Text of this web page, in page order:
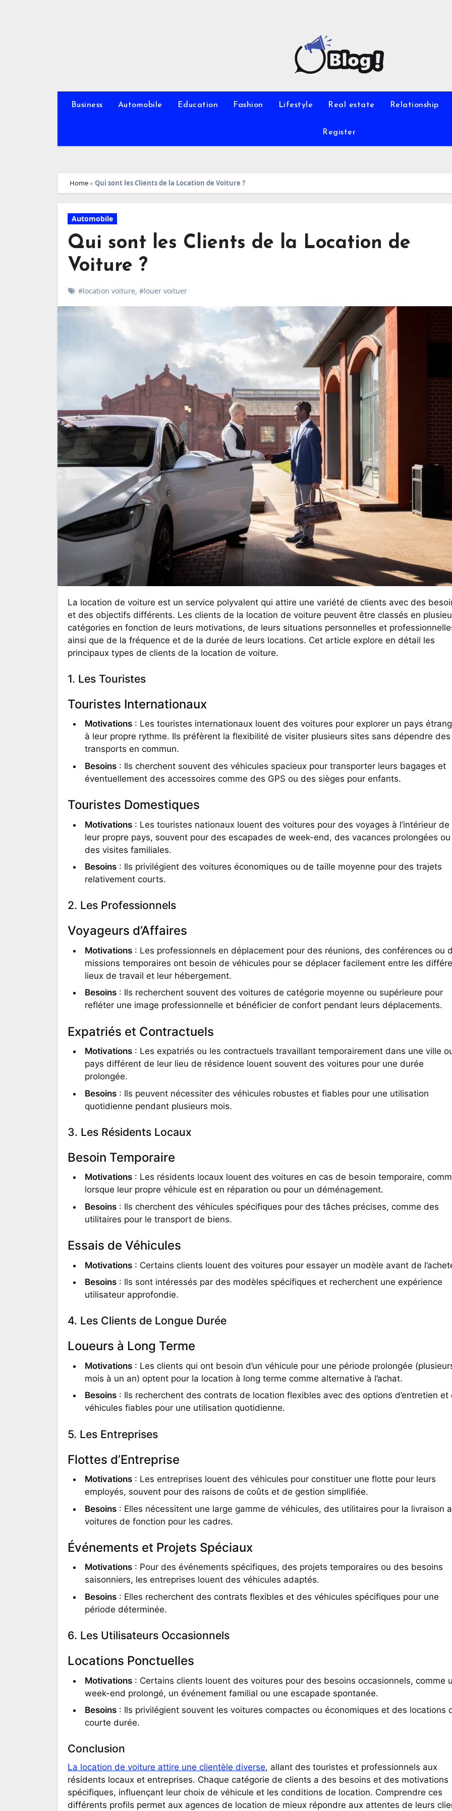
Business Automobile Education Fashion Lifestyle Real estate Relationship
Register
Home» Qui sont les Clients de la Location de Voiture ?
Automobile
Qui sont les Clients de la Location de
Voiture ?
#location voiture, #louer voituer
La location de voiture est un service polyvalent qui attire une variété de clients avec des besoins
et des objectifs différents. Les clients de la location de voiture peuvent être classés en
catégories en fonction de leurs motivations, de leurs situations personnelles et
ainsi que de la fréquence et de la durée de leurs locations. Cet article explore en détail les
principaux types de clients de la location de voiture.
1. Les Touristes
Touristes Internationaux
Motivations : Les touristes internationaux louent des voitures pour explorer un pays
à leur propre rythme. Ils préfèrent la flexibilité de visiter plusieurs sites sans dépendre des
transports en commun.
Besoins : Ils cherchent souvent des véhicules spacieux pour transporter leurs bagages et
éventuellement des accessoires comme des GPS ou des sièges pour enfants.
Touristes Domestiques
Motivations : Les touristes nationaux louent des voitures pour des voyages à l’intérieur de
leur propre pays, souvent pour des escapades de week-end, des vacances prolongées ou
des visites familiales.
Besoins : Ils privilégient des voitures économiques ou de taille moyenne pour des trajets
relativement courts.
2. Les Professionnels
Voyageurs d’Affaires
Motivations : Les professionnels en déplacement pour des réunions, des conférences ou
missions temporaires ont besoin de véhicules pour se déplacer facilement entre les
lieux de travail et leur hébergement.
Besoins : Ils recherchent souvent des voitures de catégorie moyenne ou supérieure pour
refléter une image professionnelle et bénéficier de confort pendant leurs déplacements.
Expatriés et Contractuels
Motivations : Les expatriés ou les contractuels travaillant temporairement dans une ville
pays différent de leur lieu de résidence louent souvent des voitures pour une durée
prolongée.
Besoins : Ils peuvent nécessiter des véhicules robustes et fiables pour une utilisation
quotidienne pendant plusieurs mois.
3. Les Résidents Locaux
Besoin Temporaire
Motivations : Les résidents locaux louent des voitures en cas de besoin temporaire,
lorsque leur propre véhicule est en réparation ou pour un déménagement.
Besoins : Ils cherchent des véhicules spécifiques pour des tâches précises, comme des
utilitaires pour le transport de biens.
Essais de Véhicules
Motivations : Certains clients louent des voitures pour essayer un modèle avant de
Besoins : Ils sont intéressés par des modèles spécifiques et recherchent une expérience
utilisateur approfondie.
4. Les Clients de Longue Durée
Loueurs à Long Terme
Motivations : Les clients qui ont besoin d’un véhicule pour une période prolongée
mois à un an) optent pour la location à long terme comme alternative à l’achat.
Besoins : Ils recherchent des contrats de location flexibles avec des options d’entretien et
véhicules fiables pour une utilisation quotidienne.
5. Les Entreprises
Flottes d’Entreprise
Motivations : Les entreprises louent des véhicules pour constituer une flotte pour leurs
employés, souvent pour des raisons de coûts et de gestion simplifiée.
Besoins : Elles nécessitent une large gamme de véhicules, des utilitaires pour la livraison
voitures de fonction pour les cadres.
Événements et Projets Spéciaux
Motivations : Pour des événements spécifiques, des projets temporaires ou des besoins
saisonniers, les entreprises louent des véhicules adaptés.
Besoins : Elles recherchent des contrats flexibles et des véhicules spécifiques pour une
période déterminée.
6. Les Utilisateurs Occasionnels
Locations Ponctuelles
Motivations : Certains clients louent des voitures pour des besoins occasionnels, comme
week-end prolongé, un événement familial ou une escapade spontanée.
Besoins : Ils privilégient souvent les voitures compactes ou économiques et des locations
courte durée.
Conclusion
La location de voiture attire une clientèle diverse, allant des touristes et professionnels aux
résidents locaux et entreprises. Chaque catégorie de clients a des besoins et des motivations
spécifiques, influençant leur choix de véhicule et les conditions de location. Comprendre ces
différents profils permet aux agences de location de mieux répondre aux attentes de leurs